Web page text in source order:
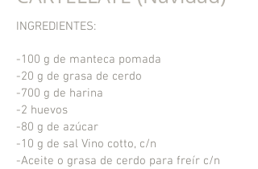
INGREDIENTES:
-100 g de manteca pomada
-20 g de grasa de cerdo
-700 g de harina
-2 huevos
-80 g de azúcar
-10 g de sal Vino cotto, c/n
-Aceite o grasa de cerdo para freír c/n